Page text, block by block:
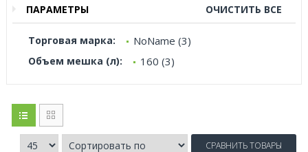
ПАРАМЕТРЫ ОЧИСТИТЬ ВСЕ
Торговая марка: NoName (3)
Объем мешка (л): 160 (3)
СРАВНИТЬ ТОВАРЫ